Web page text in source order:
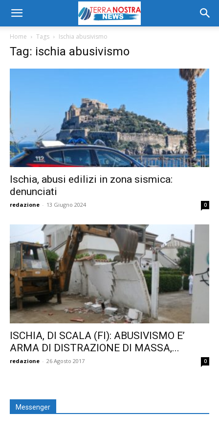
Home Tags Ischia abusivismo
Tag: ischia abusivismo
Ischia, abusi edilizi in zona sismica:
denunciati
redazione - 13 Giugno 2024 0
ISCHIA, DI SCALA (FI): ABUSIVISMO E’
ARMA DI DISTRAZIONE DI MASSA,...
redazione - 26 Agosto 2017 0
Messenger